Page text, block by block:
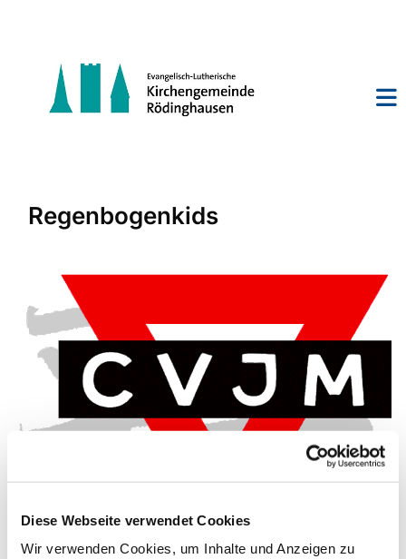
Diese Webseite verwendet Cookies
Wir verwenden Cookies, um Inhalte und Anzeigen zu
Regenbogenkids